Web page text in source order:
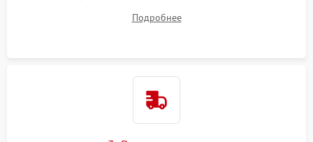
Подробнее